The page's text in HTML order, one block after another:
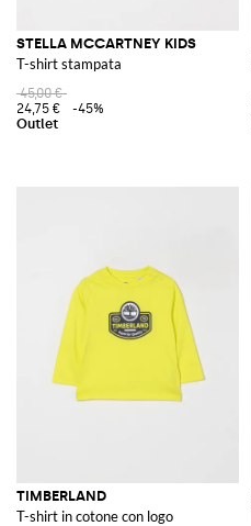
STELLA MCCARTNEY KIDS
T-shirt stampata
45,00 €
24,75 €
-45%
TIMBERLAND
T-shirt in cotone con logo